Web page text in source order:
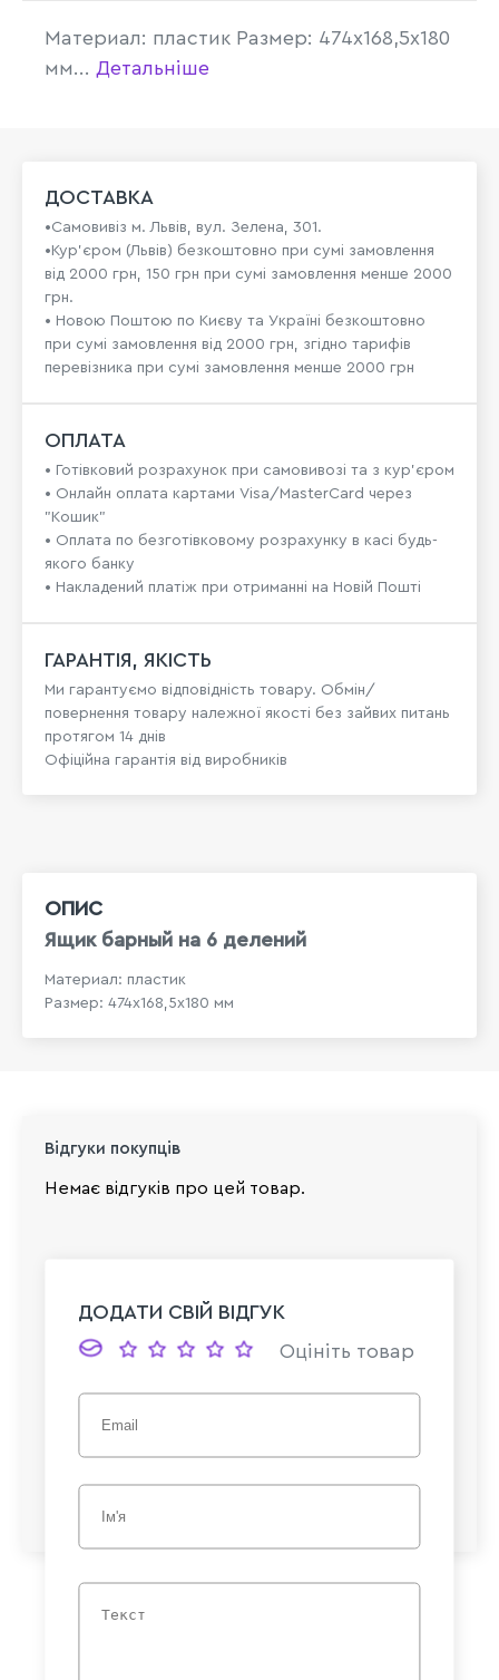
Материал: пластик Размер: 474х168,5х180
мм...
Детальніше
ДОСТАВКА
•Самовивіз м. Львів, вул. Зелена, 301.
•Кур'єром (Львів) безкоштовно при сумі замовлення
від 2000 грн, 150 грн при сумі замовлення менше 2000
грн.
• Новою Поштою по Києву та Україні безкоштовно
при сумі замовлення від 2000 грн, згідно тарифів
перевізника при сумі замовлення менше 2000 грн
ОПЛАТА
• Готівковий розрахунок при самовивозі та з кур’єром
• Онлайн оплата картами Visa/MasterCard через
"Кошик"
• Оплата по безготівковому розрахунку в касі будь-
якого банку
• Накладений платіж при отриманні на Новій Пошті
ГАРАНТІЯ, ЯКІСТЬ
Ми гарантуємо відповідність товару. Обмін/
повернення товару належної якості без зайвих питань
протягом 14 днів
Офіційна гарантія від виробників
ОПИС
Ящик барный на 6 делений
Материал: пластик
Размер: 474х168,5х180 мм
Відгуки покупців
Немає відгуків про цей товар.
ДОДАТИ СВІЙ ВІДГУК
Оцініть товар